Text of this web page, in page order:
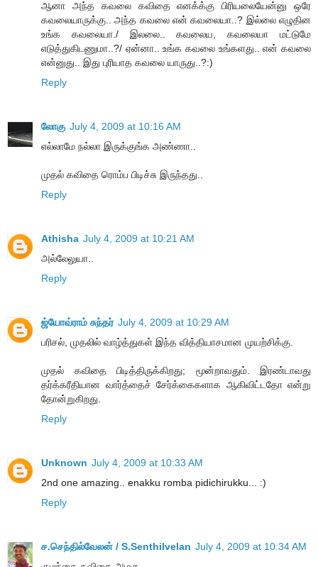
ஆனா அந்த கவலை கவிதை எனக்க்கு பிரியலையேன்னு ஒரே
கவலையாருக்கு.. அந்த கவலை என் கவலையா..? இல்லை எழுதின
உங்க கவலையா./ இலலை.. கவலைய, கவலையா மட்டுமே
எடுத்துகிடணுமா..?/ ஏன்னா.. உங்க கவலை உங்களது.. என் கவலை
என்னுது.. இது புரியாத கவலை யாருது..?:)
Reply
லோகு July 4, 2009 at 10:16 AM
எல்லாமே நல்லா இருக்குங்க அண்ணா..
முதல் கவிதை ரொம்ப பிடிச்சு இருந்தது..
Reply
Athisha July 4, 2009 at 10:21 AM
அல்லேலுயா..
Reply
ஜ்யோவ்ராம் சுந்தர் July 4, 2009 at 10:29 AM
பரிசல், முதலில் வாழ்த்துகள் இந்த வித்தியாசமான முயற்சிக்கு.
முதல் கவிதை பிடித்திருக்கிறது; மூன்றாவதும். இரண்டாவது
தர்க்கரீதியான வார்த்தைச் சேர்க்கைகளாக ஆகிவிட்டதோ என்று
தோன்றுகிறது.
Reply
Unknown July 4, 2009 at 10:33 AM
2nd one amazing.. enakku romba pidichirukku... :)
Reply
ச.செந்தில்வேலன் / S.Senthilvelan July 4, 2009 at 10:34 AM